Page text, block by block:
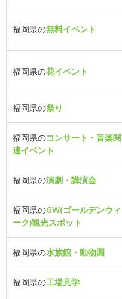
福岡県の無料イベント
福岡県の花イベント
福岡県の祭り
福岡県のコンサート・音楽関
連イベント
福岡県の演劇・講演会
福岡県のGW(ゴールデンウィ
ーク)観光スポット
福岡県の水族館・動物園
福岡県の工場見学